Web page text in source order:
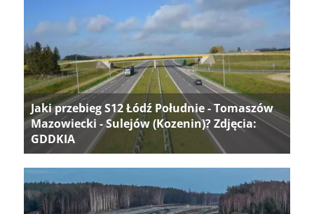
Jaki przebieg S12 Łódź Południe - Tomaszów
Mazowiecki - Sulejów (Kozenin)? Zdjęcia:
GDDKIA